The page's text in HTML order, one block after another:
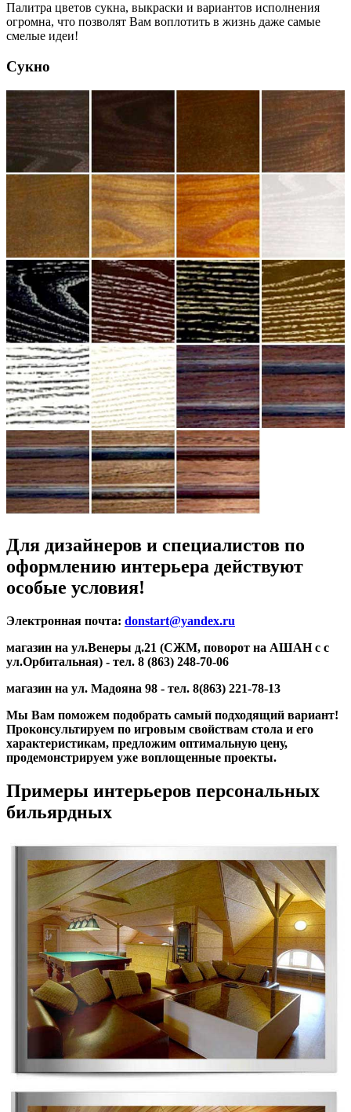
Палитра цветов сукна, выкраски и вариантов исполнения
огромна, что позволят Вам воплотить в жизнь даже самые
смелые идеи!
Сукно
Для дизайнеров и специалистов по
оформлению интерьера действуют
особые условия!
Электронная почта: donstart@yandex.ru
магазин на ул.Венеры д.21 (СЖМ, поворот на АШАН с с
ул.Орбитальная) - тел. 8 (863) 248-70-06
магазин на ул. Мадояна 98 - тел. 8(863) 221-78-13
Мы Вам поможем подобрать самый подходящий вариант!
Проконсультируем по игровым свойствам стола и его
характеристикам, предложим оптимальную цену,
продемонстрируем уже воплощенные проекты.
Примеры интерьеров персональных
бильярдных